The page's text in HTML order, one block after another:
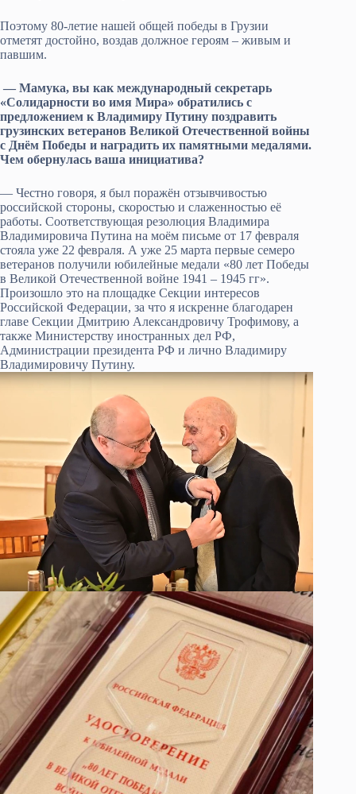
Поэтому 80-летие нашей общей победы в Грузии
отметят достойно, воздав должное героям – живым и
павшим.
— Мамука, вы как международный секретарь
«Солидарности во имя Мира» обратились с
предложением к Владимиру Путину поздравить
грузинских ветеранов Великой Отечественной войны
с Днём Победы и наградить их памятными медалями.
Чем обернулась ваша инициатива?
— Честно говоря, я был поражён отзывчивостью
российской стороны, скоростью и слаженностью её
работы. Соответствующая резолюция Владимира
Владимировича Путина на моём письме от 17 февраля
стояла уже 22 февраля. А уже 25 марта первые семеро
ветеранов получили юбилейные медали «80 лет Победы
в Великой Отечественной войне 1941 – 1945 гг».
Произошло это на площадке Секции интересов
Российской Федерации, за что я искренне благодарен
главе Секции Дмитрию Александровичу Трофимову, а
также Министерству иностранных дел РФ,
Администрации президента РФ и лично Владимиру
Владимировичу Путину.